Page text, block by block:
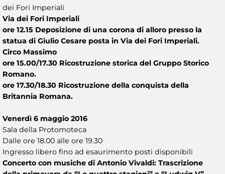
dei Fori Imperiali
Via dei Fori Imperiali
ore 12.15 Deposizione di una corona di alloro presso la
statua di Giulio Cesare posta in Via dei Fori Imperiali.
Circo Massimo
ore 15.00/17.30 Ricostruzione storica del Gruppo Storico
Romano.
ore 17.30/18.30 Ricostruzione della conquista della
Britannia Romana.
Venerdì 6 maggio 2016
Sala della Protomoteca
Dalle ore 18.00 alle ore 19.30
Ingresso libero fino ad esaurimento posti disponibili
Concerto con musiche di Antonio Vivaldi: Trascrizione